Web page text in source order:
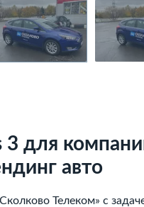
3 для
авто
Телеком» с